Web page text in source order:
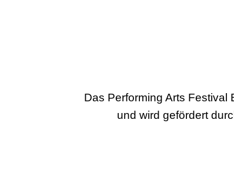
Das Performing Arts Festival
und wird gefördert